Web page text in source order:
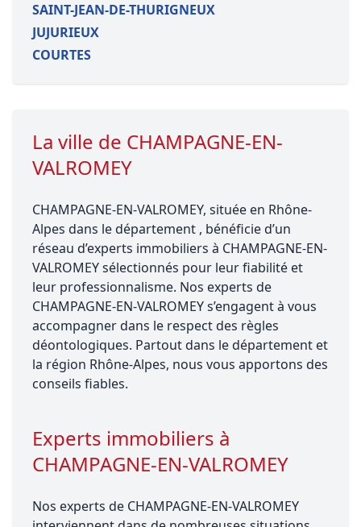
SAINT-JEAN-DE-THURIGNEUX
JUJURIEUX
COURTES
La ville de CHAMPAGNE-EN-
VALROMEY
CHAMPAGNE-EN-VALROMEY, située en Rhône-
Alpes dans le département , bénéficie d’un
réseau d’experts immobiliers à CHAMPAGNE-EN-
VALROMEY sélectionnés pour leur fiabilité et
leur professionnalisme. Nos experts de
CHAMPAGNE-EN-VALROMEY s’engagent à vous
accompagner dans le respect des règles
déontologiques. Partout dans le département et
la région Rhône-Alpes, nous vous apportons des
conseils fiables.
Experts immobiliers à
CHAMPAGNE-EN-VALROMEY
Nos experts de CHAMPAGNE-EN-VALROMEY